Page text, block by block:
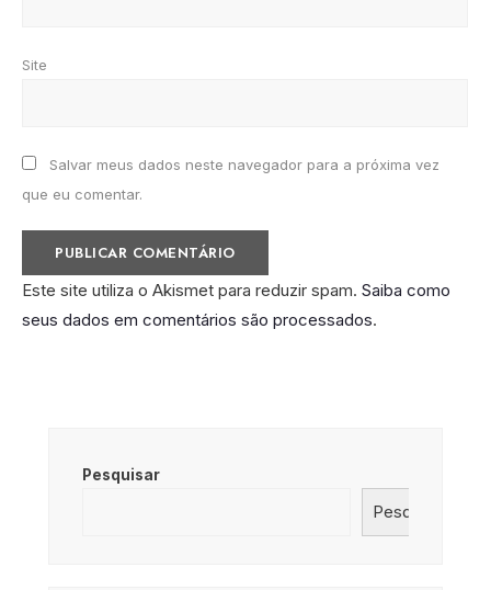
Site
Salvar meus dados neste navegador para a próxima vez
que eu comentar.
Este site utiliza o Akismet para reduzir spam. Saiba como
seus dados em comentários são processados.
Pesquisar
Pesquisar